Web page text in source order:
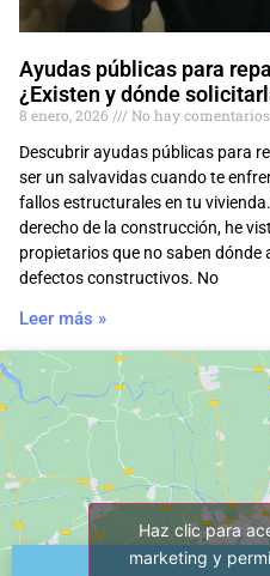
Ayudas públicas para
¿Existen y dónde
8 enero, 2026
No hay comentarios
Descubrir ayudas públicas para
ser un salvavidas cuando te
fallos estructurales en tu
derecho de la construcción, he
propietarios que no saben
defectos constructivos. No
Leer más »
Haz clic para
marketing y